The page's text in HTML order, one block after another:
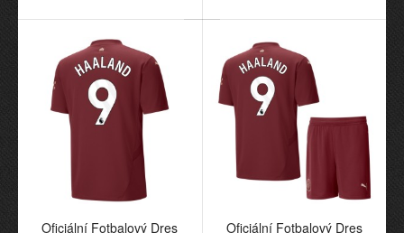
Manchester City Haaland
9 Hostující 2025-26 pro
Děti
70,55€ 29,88€
Manchester City Haaland
9 Domácí 2025-26 pro
Muži
70,55€ 29,88€
Oficiální Fotbalový Dres
Oficiální Fotbalový Dres